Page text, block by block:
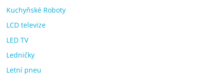
Kuchyňské Roboty
LCD televize
LED TV
Ledničky
Letní pneu